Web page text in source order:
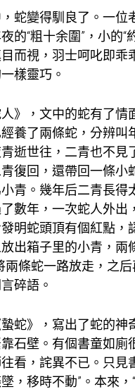
，蛇變得馴良了。一位
的“粗十余圍”，小的“
而視，羽士呵叱即乖
樣靈巧。
》，文中的蛇有了情
養了兩條蛇，分辨叫
逝世往，二青也不見
復回，還帶回一條小
青。幾年后二青長得
數年，一次蛇人外出
明蛇頭頂有個紅點，
出箱子里的小青，兩
兩條蛇一路放走，之
碎語。
蛇》，寫出了蛇的神
石壁。有個書童如廁
看，詫異不已。只見
，移時不動”。本來，